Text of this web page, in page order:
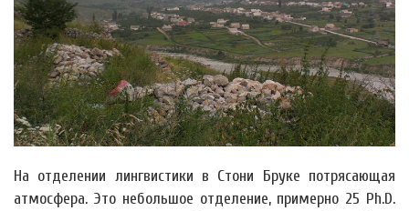
На отделении лингвистики в Стони Бруке потрясающая
атмосфера. Это небольшое отделение, примерно 25 Ph.D.